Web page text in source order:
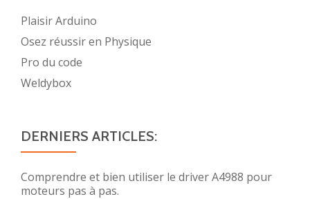
Plaisir Arduino
Osez réussir en Physique
Pro du code
Weldybox
DERNIERS ARTICLES:
Comprendre et bien utiliser le driver A4988 pour
moteurs pas à pas.